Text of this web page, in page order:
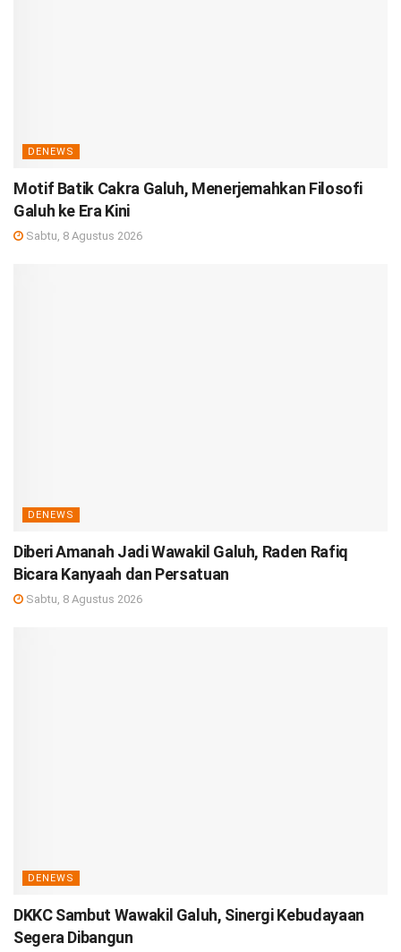
DENEWS
Motif Batik Cakra Galuh, Menerjemahkan Filosofi
Galuh ke Era Kini
Sabtu, 8 Agustus 2026
DENEWS
Diberi Amanah Jadi Wawakil Galuh, Raden Rafiq
Bicara Kanyaah dan Persatuan
Sabtu, 8 Agustus 2026
DENEWS
DKKC Sambut Wawakil Galuh, Sinergi Kebudayaan
Segera Dibangun